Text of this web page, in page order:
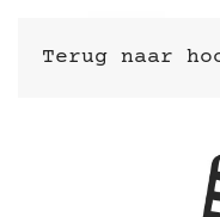
Terug naar